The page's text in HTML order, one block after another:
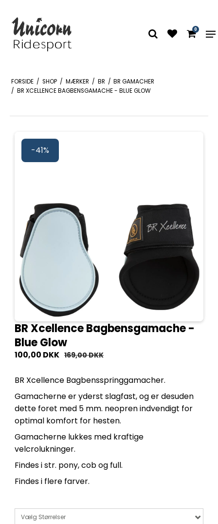
0
FORSIDE / SHOP / MÆRKER / BR / BR GAMACHER
/ BR XCELLENCE BAGBENSGAMACHE - BLUE GLOW
-41%
BR Xcellence Bagbensgamache -
Blue Glow
100,00 DKK 169,00 DKK
BR Xcellence Bagbensspringgamacher.
Gamacherne er yderst slagfast, og er desuden
dette foret med 5 mm. neopren indvendigt for
optimal komfort for hesten.
Gamacherne lukkes med kraftige
velcrolukninger.
Findes i str. pony, cob og full.
Findes i flere farver.
Vælg Størrelser